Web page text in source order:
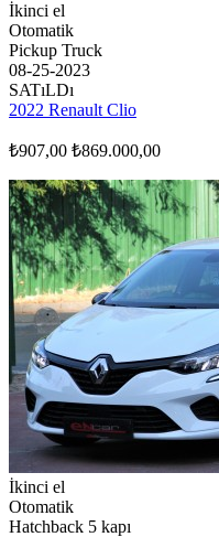
İkinci el
Otomatik
Pickup Truck
08-25-2023
SATıLDı
2022 Renault Clio
₺907,00 ₺869.000,00
İkinci el
Otomatik
Hatchback 5 kapı